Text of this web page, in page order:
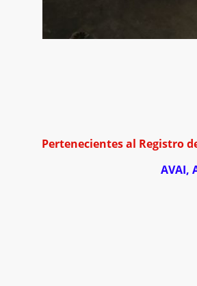
Pertenecientes al Registro
AVAI,